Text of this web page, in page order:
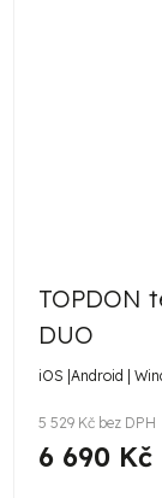
TOPDON
DUO
iOS |Android |
5 529 Kč bez DPH
6 690 Kč